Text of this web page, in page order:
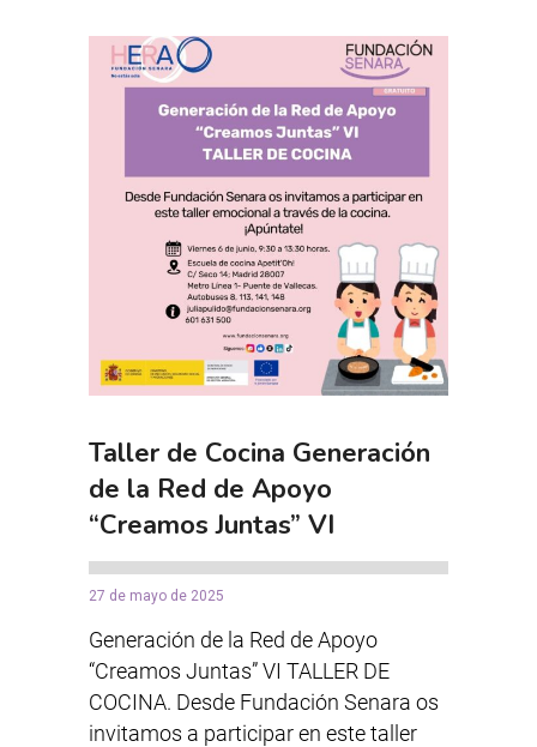
Taller de Cocina Generación
de la Red de Apoyo
“Creamos Juntas” VI
27 de mayo de 2025
Generación de la Red de Apoyo
“Creamos Juntas” VI TALLER DE
COCINA. Desde Fundación Senara os
invitamos a participar en este taller